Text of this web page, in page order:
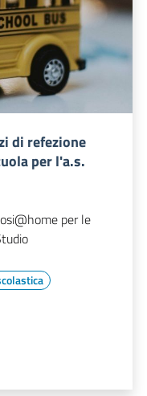
di refezione
per l'a.s.
per le